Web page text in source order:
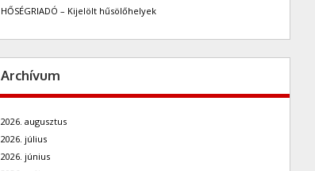
HŐSÉGRIADÓ – Kijelölt hűsölőhelyek
Archívum
2026. augusztus
2026. július
2026. június